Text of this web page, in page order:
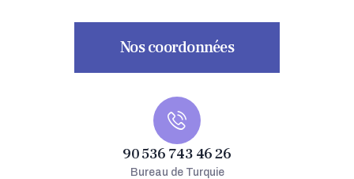
Nos coordonnées
90 536 743 46 26
Bureau de Turquie